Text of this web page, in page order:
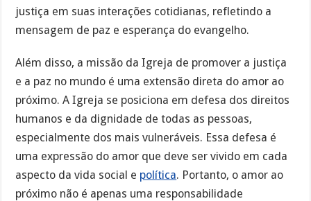
justiça em suas interações cotidianas, refletindo a
mensagem de paz e esperança do evangelho.
Além disso, a missão da Igreja de promover a justiça
e a paz no mundo é uma extensão direta do amor ao
próximo. A Igreja se posiciona em defesa dos direitos
humanos e da dignidade de todas as pessoas,
especialmente dos mais vulneráveis. Essa defesa é
uma expressão do amor que deve ser vivido em cada
aspecto da vida social e política. Portanto, o amor ao
próximo não é apenas uma responsabilidade